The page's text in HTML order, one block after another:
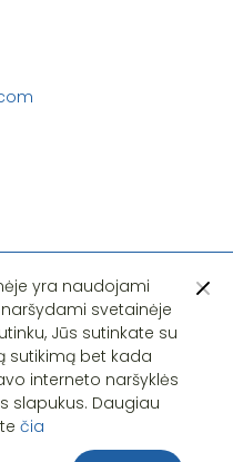
yra naudojami
svetainėje
Jūs sutinkate su
sutikimą bet kada
interneto naršyklės
slapukus. Daugiau
čia